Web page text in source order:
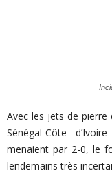
Avec les jets de pierre
Sénégal-Côte
menaient par 2-0, le
lendemains très